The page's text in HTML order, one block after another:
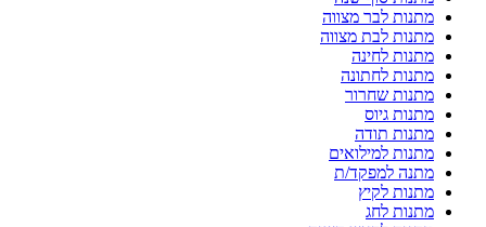
מתנות לבר מצווה
מתנות לבת מצווה
מתנות לחינה
מתנות לחתונה
מתנות שחרור
מתנות גיוס
מתנות תודה
מתנות למילואים
מתנה למפקד/ת
מתנות לקיץ
מתנות לחג